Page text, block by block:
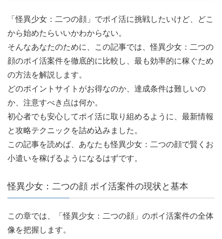
「怪異少女：二つの顔」でポイ活に挑戦したいけど、どこ
から始めたらいいかわからない。
そんなあなたのために、この記事では、怪異少女：二つの
顔のポイ活案件を徹底的に比較し、最も効率的に稼ぐため
の方法を解説します。
どのポイントサイトがお得なのか、達成条件は難しいの
か、注意すべき点は何か。
初心者でも安心してポイ活に取り組めるように、最新情報
と攻略テクニックを詰め込みました。
この記事を読めば、あなたも怪異少女：二つの顔で賢くお
小遣いを稼げるようになるはずです。
怪異少女：二つの顔 ポイ活案件の現状と基本
この章では、「怪異少女：二つの顔」のポイ活案件の全体
像を把握します。